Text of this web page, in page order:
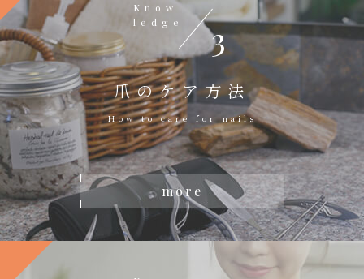
Know
ledge
3
爪のケア方法
How to care for nails
more